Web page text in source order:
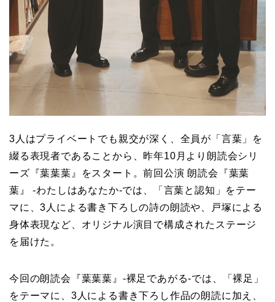
3人はプライベートでも親交が深く、全員が「言葉」を
綴る表現者であることから、昨年10月より朗読会シリ
ーズ『葉葉葉』をスタート。前回公演 朗読会『葉葉
葉』 -わたしはあなたか-では、「言葉と認知」をテー
マに、3人による書き下ろしの詩の朗読や、戸塚による
身体表現など、オリジナル演目で構成されたステージ
を届けた。
今回の朗読会『葉葉葉』-裸足であがる-では、「裸足」
をテーマに、3人による書き下ろし作品の朗読に加え、